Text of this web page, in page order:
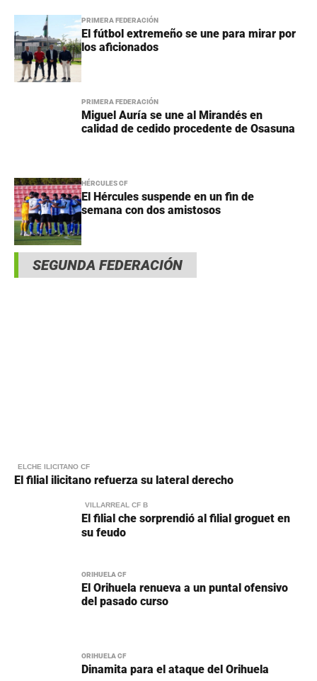
PRIMERA FEDERACIÓN
El fútbol extremeño se une para mirar por
los aficionados
PRIMERA FEDERACIÓN
Miguel Auría se une al Mirandés en
calidad de cedido procedente de Osasuna
HÉRCULES CF
El Hércules suspende en un fin de
semana con dos amistosos
SEGUNDA FEDERACIÓN
ELCHE ILICITANO CF
El filial ilicitano refuerza su lateral derecho
VILLARREAL CF B
El filial che sorprendió al filial groguet en
su feudo
ORIHUELA CF
El Orihuela renueva a un puntal ofensivo
del pasado curso
ORIHUELA CF
Dinamita para el ataque del Orihuela